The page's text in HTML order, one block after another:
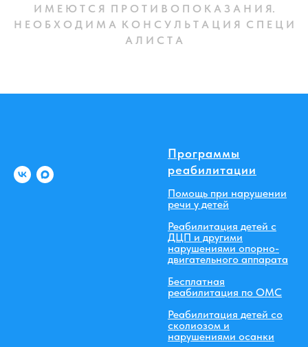
И М Е Ю Т С Я П Р О Т И В О П О К А З А Н И Я.
Н Е О Б Х О Д И М А К О Н С У Л Ь Т А Ц И Я С П Е Ц И
А Л И С Т А
Программы
реабилитации
Помощь при нарушении
речи у детей
Реабилитация детей с
ДЦП и другими
нарушениями опорно-
двигательного аппарата
Бесплатная
реабилитация по ОМС
Реабилитация детей со
сколиозом и
нарушениями осанки